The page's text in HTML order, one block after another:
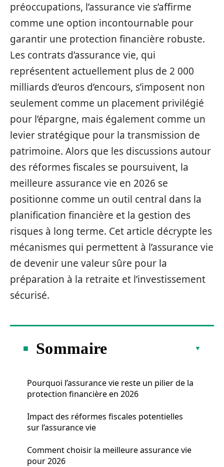
préoccupations, l’assurance vie s’affirme
comme une option incontournable pour
garantir une protection financière robuste.
Les contrats d’assurance vie, qui
représentent actuellement plus de 2 000
milliards d’euros d’encours, s’imposent non
seulement comme un placement privilégié
pour l’épargne, mais également comme un
levier stratégique pour la transmission de
patrimoine. Alors que les discussions autour
des réformes fiscales se poursuivent, la
meilleure assurance vie en 2026 se
positionne comme un outil central dans la
planification financière et la gestion des
risques à long terme. Cet article décrypte les
mécanismes qui permettent à l’assurance vie
de devenir une valeur sûre pour la
préparation à la retraite et l’investissement
sécurisé.
Sommaire
Pourquoi l’assurance vie reste un pilier de la
protection financière en 2026
Impact des réformes fiscales potentielles
sur l’assurance vie
Comment choisir la meilleure assurance vie
pour 2026